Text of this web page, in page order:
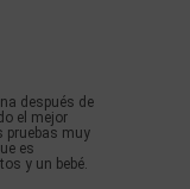
después de
el mejor
pruebas muy
es
y un bebé.